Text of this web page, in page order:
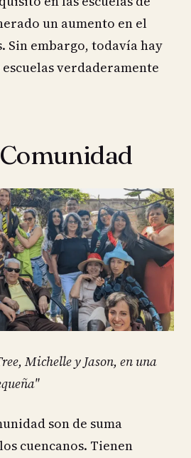
un aumento en el
Sin embargo, todavía hay
verdaderamente
Michelle y Jason, en una
son de suma
cuencanos. Tienen